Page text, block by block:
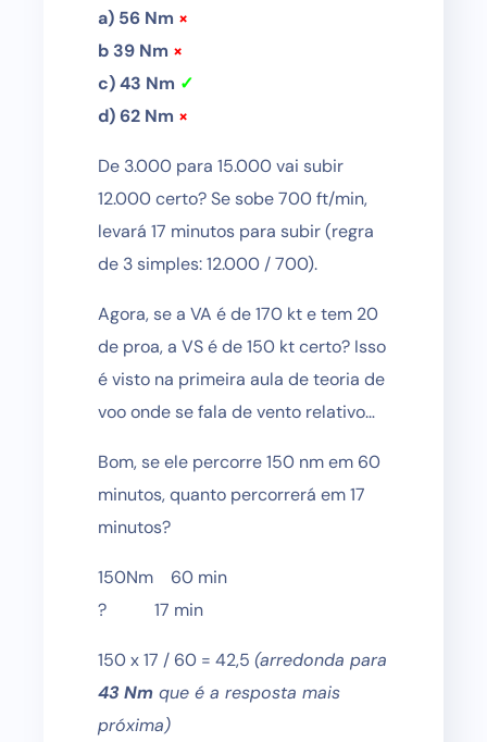
a) 56 Nm ×
b 39 Nm ×
c) 43 Nm ✓
d) 62 Nm ×
De 3.000 para 15.000 vai subir
12.000 certo? Se sobe 700 ft/min,
levará 17 minutos para subir (regra
de 3 simples: 12.000 / 700).
Agora, se a VA é de 170 kt e tem 20
de proa, a VS é de 150 kt certo? Isso
é visto na primeira aula de teoria de
voo onde se fala de vento relativo…
Bom, se ele percorre 150 nm em 60
minutos, quanto percorrerá em 17
minutos?
150Nm 60 min
? 17 min
150 x 17 / 60 = 42,5 (arredonda para
43 Nm que é a resposta mais
próxima)